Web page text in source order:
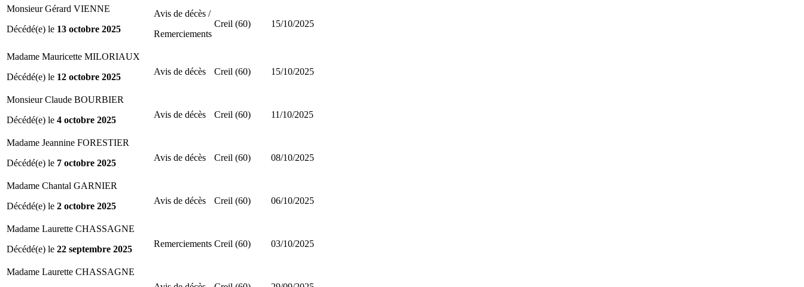
Monsieur Gérard VIENNE
Décédé(e) le 13 octobre 2025
Avis de décès /
Remerciements
Creil (60) 15/10/2025
Madame Mauricette MILORIAUX
Décédé(e) le 12 octobre 2025
Avis de décès Creil (60) 15/10/2025
Monsieur Claude BOURBIER
Décédé(e) le 4 octobre 2025
Avis de décès Creil (60) 11/10/2025
Madame Jeannine FORESTIER
Décédé(e) le 7 octobre 2025
Avis de décès Creil (60) 08/10/2025
Madame Chantal GARNIER
Décédé(e) le 2 octobre 2025
Avis de décès Creil (60) 06/10/2025
Madame Laurette CHASSAGNE
Décédé(e) le 22 septembre 2025
Remerciements Creil (60) 03/10/2025
Madame Laurette CHASSAGNE